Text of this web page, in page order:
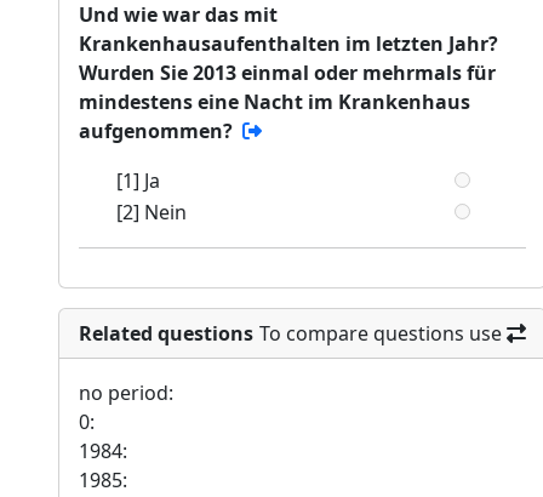
Und wie war das mit
Krankenhausaufenthalten im letzten Jahr?
Wurden Sie 2013 einmal oder mehrmals für
mindestens eine Nacht im Krankenhaus
aufgenommen?
[1] Ja
[2] Nein
Related questions To compare questions use
no period:
0:
1984:
1985: